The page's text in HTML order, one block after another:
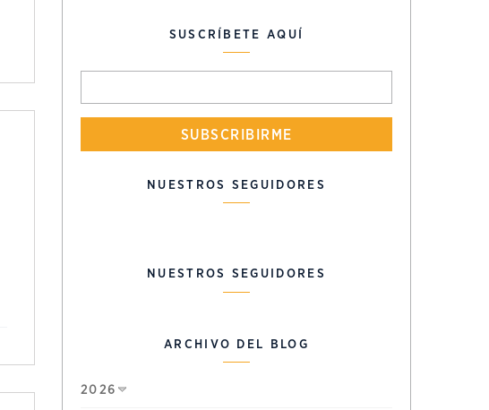
SUSCRÍBETE AQUÍ
SUBSCRIBIRME
NUESTROS SEGUIDORES
NUESTROS SEGUIDORES
ARCHIVO DEL BLOG
2026